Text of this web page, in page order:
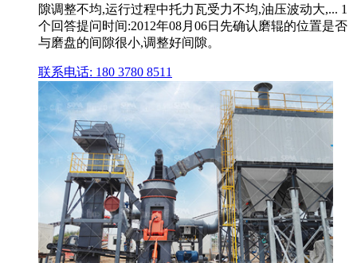
隙调整不均,运行过程中托力瓦受力不均,油压波动大,... 1
个回答提问时间:2012年08月06日先确认磨辊的位置是否
与磨盘的间隙很小,调整好间隙。
联系电话: 180 3780 8511